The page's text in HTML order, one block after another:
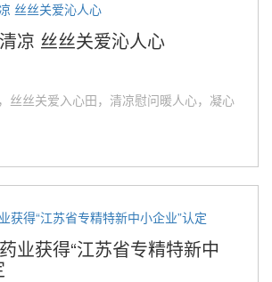
凉 丝丝关爱沁人心
丝丝关爱入心田，清凉慰问暖人心，凝心
业获得“江苏省专精特新中